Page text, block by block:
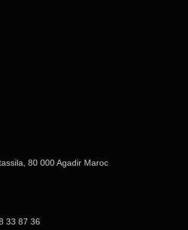
80 000 Agadir Maroc
33 87 36‬